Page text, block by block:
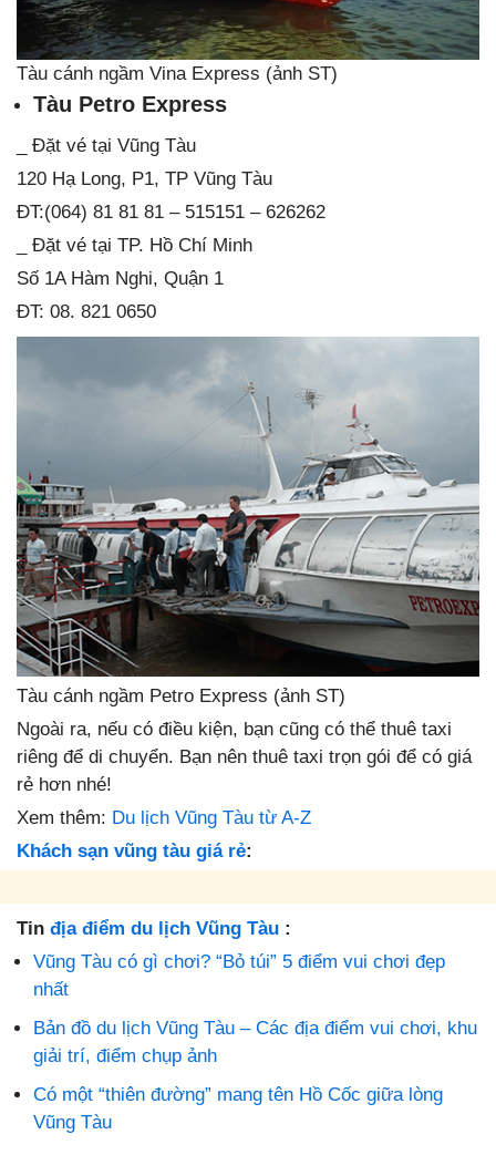
Tàu cánh ngầm Vina Express (ảnh ST)
Tàu Petro Express
_ Đặt vé tại Vũng Tàu
120 Hạ Long, P1, TP Vũng Tàu
ĐT:(064) 81 81 81 – 515151 – 626262
_ Đặt vé tại TP. Hồ Chí Minh
Số 1A Hàm Nghi, Quận 1
ĐT: 08. 821 0650
Tàu cánh ngầm Petro Express (ảnh ST)
Ngoài ra, nếu có điều kiện, bạn cũng có thể thuê taxi
riêng để di chuyển. Bạn nên thuê taxi trọn gói để có giá
rẻ hơn nhé!
Xem thêm: Du lịch Vũng Tàu từ A-Z
Khách sạn vũng tàu giá rẻ:
Tin địa điểm du lịch Vũng Tàu :
Vũng Tàu có gì chơi? “Bỏ túi” 5 điểm vui chơi đẹp
nhất
Bản đồ du lịch Vũng Tàu – Các địa điểm vui chơi, khu
giải trí, điểm chụp ảnh
Có một “thiên đường” mang tên Hồ Cốc giữa lòng
Vũng Tàu